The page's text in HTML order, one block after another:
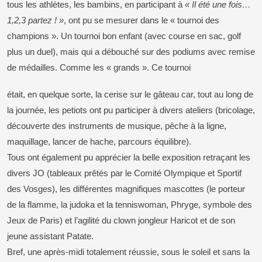
tous les athlètes, les bambins, en participant à « Il été une fois…
1,2,3 partez ! », ont pu se mesurer dans le « tournoi des
champions ». Un tournoi bon enfant (avec course en sac, golf
plus un duel), mais qui a débouché sur des podiums avec remise
de médailles. Comme les « grands ». Ce tournoi
était, en quelque sorte, la cerise sur le gâteau car, tout au long de
la journée, les petiots ont pu participer à divers ateliers (bricolage,
découverte des instruments de musique, pêche à la ligne,
maquillage, lancer de hache, parcours équilibre).
Tous ont également pu apprécier la belle exposition retraçant les
divers JO (tableaux prêtés par le Comité Olympique et Sportif
des Vosges), les différentes magnifiques mascottes (le porteur
de la flamme, la judoka et la tenniswoman, Phryge, symbole des
Jeux de Paris) et l’agilité du clown jongleur Haricot et de son
jeune assistant Patate.
Bref, une après-midi totalement réussie, sous le soleil et sans la